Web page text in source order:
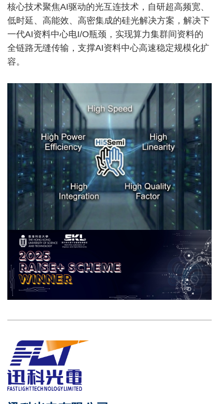
核心技术聚焦AI驱动的光互连技术，自研超高频宽、
低时延、高能效、高密集成的硅光解决方案，解决下
一代AI资料中心电I/O瓶颈，实现算力集群间资料的
全链路无缝传输，支撑AI资料中心高速稳定规模化扩
容。
Image
Image
Image
Image
Left
Column
Image
Image